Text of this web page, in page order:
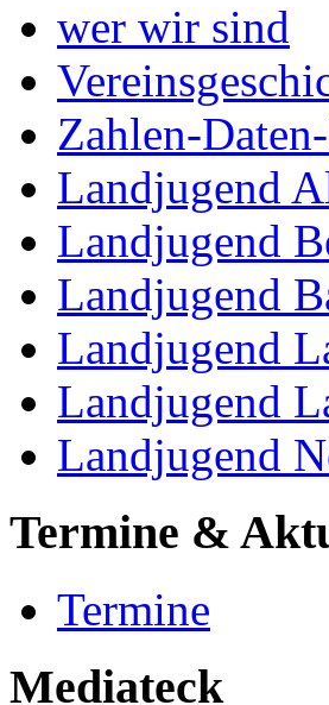
wer wir sind
Zahlen-
Landjugend
Landjugend
Landjugend
Landjugend
Landjugend
Landjugend
Termine &
Termine
Mediateck